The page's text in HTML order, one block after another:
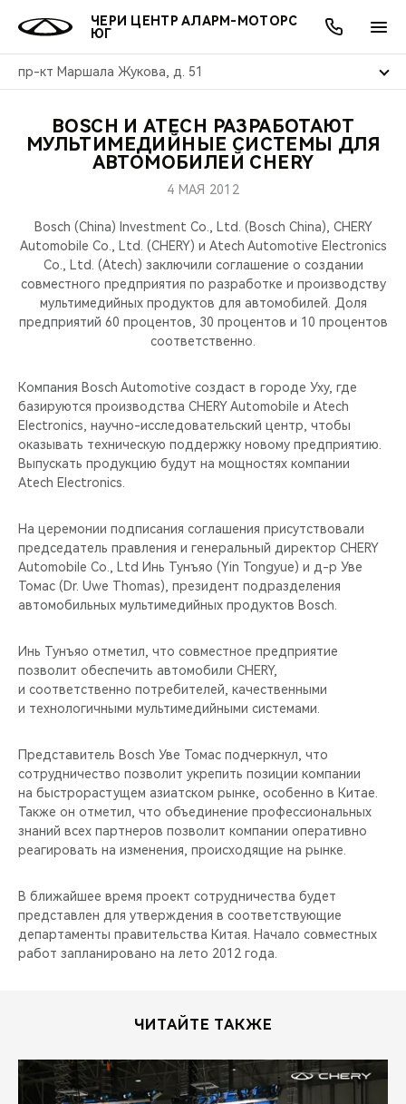
ЧЕРИ ЦЕНТР АЛАРМ-МОТОРС
ЮГ
пр-кт Маршала Жукова, д. 51
МОДЕЛИ
КРОССОВЕРЫ
СЕДАНЫ
ПОКУПАТЕЛЯМ
КРЕДИТ И СТРАХОВАНИЕ
ВЛАДЕЛЬЦАМ
ЗАПЧАСТИ И АКСЕССУАРЫ
ПОДДЕРЖКА
CHERY CONNECT
МИР CHERY
О БРЕНДЕ
CHERY В СОЦСЕТЯХ
CHERY REMOTE
ВИДЕООБЗОРЫ
CHERY ДЛЯ ДЕТЕЙ
АКЦИИ
ОНЛАЙН СЕРВИСЫ
КРЕДИТ
О КОМПАНИИ
МЫ В СОЦСЕТЯХ
BOSCH И ATECH РАЗРАБОТАЮТ
МУЛЬТИМЕДИЙНЫЕ СИСТЕМЫ ДЛЯ
АВТОМОБИЛЕЙ CHERY
4 МАЯ 2012
Bosch (China) Investment Co., Ltd. (Bosch China), CHERY
Automobile Co., Ltd. (CHERY) и Atech Automotive Electronics
Co., Ltd. (Atech) заключили соглашение о создании
совместного предприятия по разработке и производству
мультимедийных продуктов для автомобилей. Доля
предприятий 60 процентов, 30 процентов и 10 процентов
соответственно.
Компания Bosch Automotive создаст в городе Уху, где
базируются производства CHERY Automobile и Atech
Electronics, научно-исследовательский центр, чтобы
оказывать техническую поддержку новому предприятию.
Выпускать продукцию будут на мощностях компании
Atech Electronics.
На церемонии подписания соглашения присутствовали
председатель правления и генеральный директор CHERY
Automobile Co., Ltd Инь Тунъяо (Yin Tongyue) и д-р Уве
Томас (Dr. Uwe Thomas), президент подразделения
автомобильных мультимедийных продуктов Bosch.
Инь Тунъяо отметил, что совместное предприятие
позволит обеспечить автомобили CHERY,
и соответственно потребителей, качественными
и технологичными мультимедийными системами.
Представитель Bosch Уве Томас подчеркнул, что
сотрудничество позволит укрепить позиции компании
на быстрорастущем азиатском рынке, особенно в Китае.
Также он отметил, что объединение профессиональных
знаний всех партнеров позволит компании оперативно
реагировать на изменения, происходящие на рынке.
В ближайшее время проект сотрудничества будет
представлен для утверждения в соответствующие
департаменты правительства Китая. Начало совместных
работ запланировано на лето 2012 года.
ЧИТАЙТЕ ТАКЖЕ